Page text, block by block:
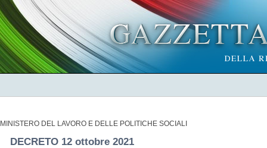
MINISTERO DEL LAVORO E DELLE POLITICHE SOCIALI
DECRETO 12 ottobre 2021